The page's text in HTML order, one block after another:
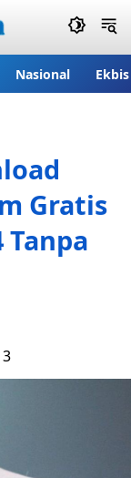
Nasional Ekbis
Gratis
Tanpa